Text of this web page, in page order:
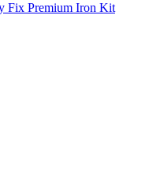
Fix Premium Iron Kit